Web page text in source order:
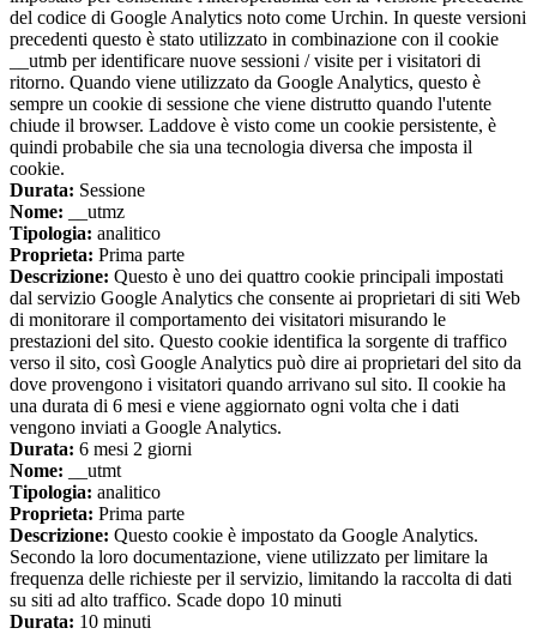
del codice di Google Analytics noto come Urchin. In queste versioni
precedenti questo è stato utilizzato in combinazione con il cookie
__utmb per identificare nuove sessioni / visite per i visitatori di
ritorno. Quando viene utilizzato da Google Analytics, questo è
sempre un cookie di sessione che viene distrutto quando l'utente
chiude il browser. Laddove è visto come un cookie persistente, è
quindi probabile che sia una tecnologia diversa che imposta il
cookie.
Durata: Sessione
Nome: __utmz
Tipologia: analitico
Proprieta: Prima parte
Descrizione: Questo è uno dei quattro cookie principali impostati
dal servizio Google Analytics che consente ai proprietari di siti Web
di monitorare il comportamento dei visitatori misurando le
prestazioni del sito. Questo cookie identifica la sorgente di traffico
verso il sito, così Google Analytics può dire ai proprietari del sito da
dove provengono i visitatori quando arrivano sul sito. Il cookie ha
una durata di 6 mesi e viene aggiornato ogni volta che i dati
vengono inviati a Google Analytics.
Durata: 6 mesi 2 giorni
Nome: __utmt
Tipologia: analitico
Proprieta: Prima parte
Descrizione: Questo cookie è impostato da Google Analytics.
Secondo la loro documentazione, viene utilizzato per limitare la
frequenza delle richieste per il servizio, limitando la raccolta di dati
su siti ad alto traffico. Scade dopo 10 minuti
Durata: 10 minuti